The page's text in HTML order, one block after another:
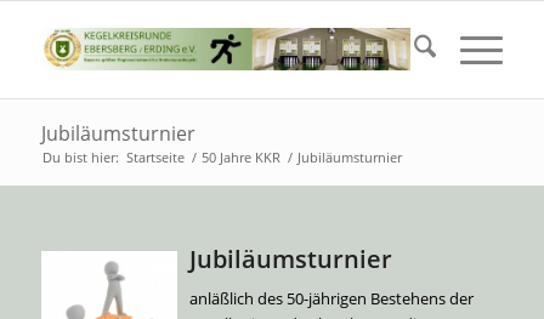
Jubiläumsturnier
Du bist hier: Startseite / 50 Jahre KKR / Jubiläumsturnier
Jubiläumsturnier
anläßlich des 50-jährigen Bestehens der